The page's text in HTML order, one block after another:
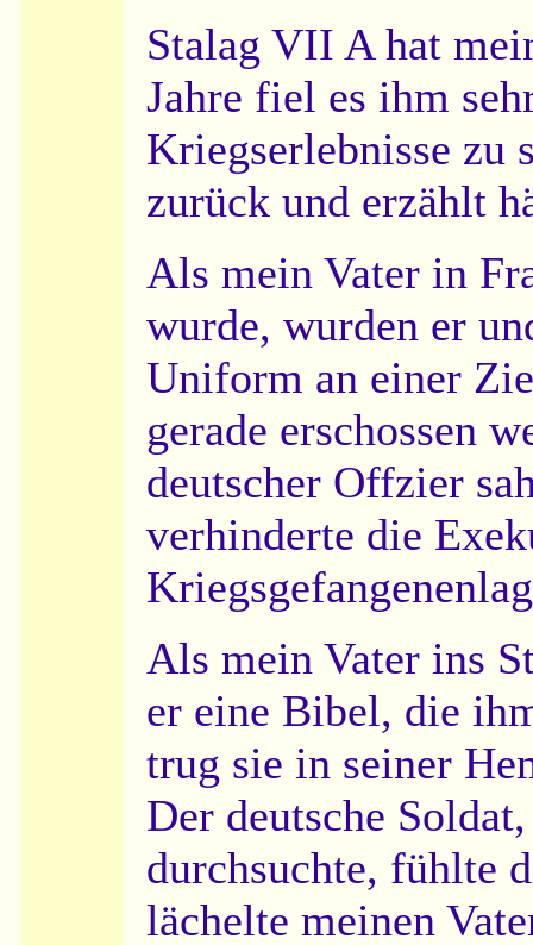
Stalag VII A hat
Jahre fiel es ihm
Kriegserlebnisse zu
zurück und erzählt
Als mein Vater in
wurde, wurden er
Uniform an einer
gerade erschossen
deutscher Offzier
verhinderte die
Als mein Vater ins
er eine Bibel, die
trug sie in seiner
Der deutsche
durchsuchte, fühlte
lächelte meinen